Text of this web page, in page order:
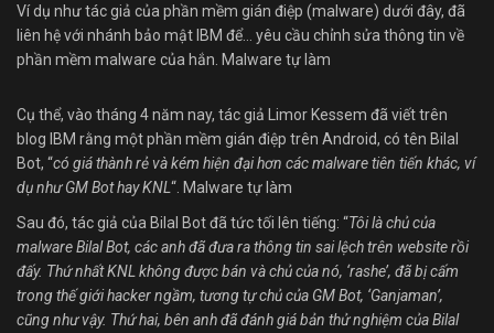
Ví dụ như tác giả của phần mềm gián điệp (malware) dưới đây, đã
liên hệ với nhánh bảo mật IBM để… yêu cầu chỉnh sửa thông tin về
phần mềm malware của hắn. Malware tự làm
Cụ thể, vào tháng 4 năm nay, tác giả Limor Kessem đã viết trên
blog IBM rằng một phần mềm gián điệp trên Android, có tên Bilal
Bot, “có giá thành rẻ và kém hiện đại hơn các malware tiên tiến khác, ví
dụ như GM Bot hay KNL“. Malware tự làm
Sau đó, tác giả của Bilal Bot đã tức tối lên tiếng: “Tôi là chủ của
malware Bilal Bot, các anh đã đưa ra thông tin sai lệch trên website rồi
đấy. Thứ nhất KNL không được bán và chủ của nó, ‘rashe’, đã bị cấm
trong thế giới hacker ngầm, tương tự chủ của GM Bot, ‘Ganjaman’,
cũng như vậy. Thứ hai, bên anh đã đánh giá bản thử nghiệm của Bilal